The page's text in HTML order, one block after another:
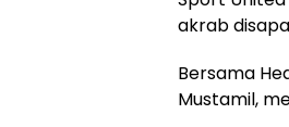
akrab
Bersama
Mustamil,